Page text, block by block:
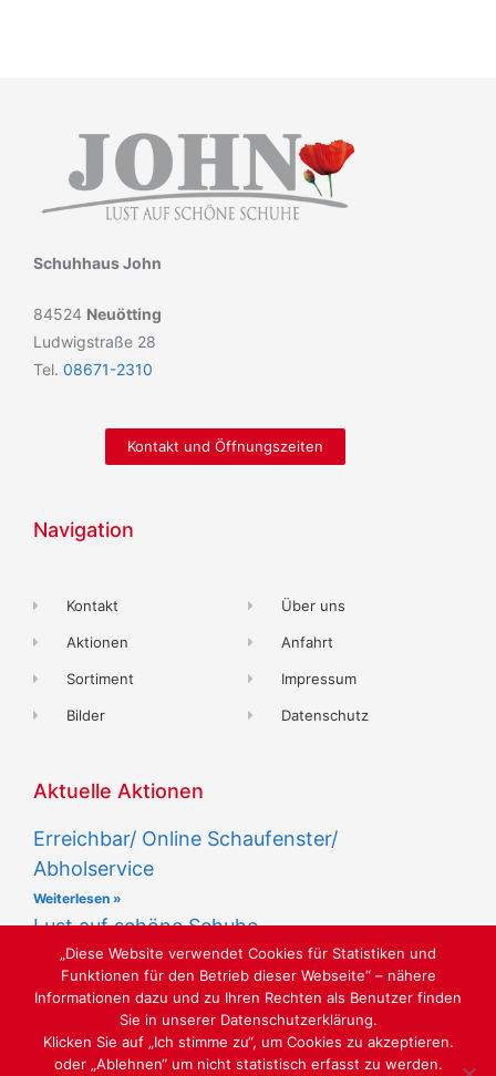
Schuhhaus John
84524 Neuötting
Ludwigstraße 28
Tel. 08671-2310
Kontakt und Öffnungszeiten
Navigation
Kontakt
Aktionen
Sortiment
Bilder
Über uns
Anfahrt
Impressum
Datenschutz
Aktuelle Aktionen
Erreichbar/ Online Schaufenster/
Abholservice
Weiterlesen »
Lust auf schöne Schuhe
Weiterlesen »
„Diese Website verwendet Cookies für Statistiken und
Funktionen für den Betrieb dieser Webseite“ – nähere
Informationen dazu und zu Ihren Rechten als Benutzer finden
Sie in unserer Datenschutzerklärung.
Klicken Sie auf „Ich stimme zu“, um Cookies zu akzeptieren.
oder „Ablehnen“ um nicht statistisch erfasst zu werden.